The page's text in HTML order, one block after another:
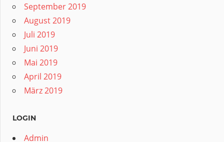
September 2019
August 2019
Juli 2019
Juni 2019
Mai 2019
April 2019
März 2019
LOGIN
Admin